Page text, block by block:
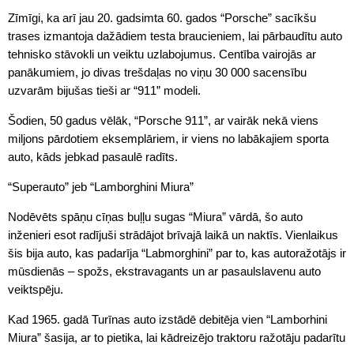
Zīmīgi, ka arī jau 20. gadsimta 60. gados “Porsche” sacīkšu
trases izmantoja dažādiem testa braucieniem, lai pārbaudītu auto
tehnisko stāvokli un veiktu uzlabojumus. Centība vairojās ar
panākumiem, jo divas trešdaļas no viņu 30 000 sacensību
uzvarām bijušas tieši ar “911” modeli.
Šodien, 50 gadus vēlāk, “Porsche 911”, ar vairāk nekā viens
miljons pārdotiem eksemplāriem, ir viens no labākajiem sporta
auto, kāds jebkad pasaulē radīts.
“Superauto” jeb “Lamborghini Miura”
Nodēvēts spāņu cīņas buļļu sugas “Miura” vārdā, šo auto
inženieri esot radījuši strādājot brīvajā laikā un naktīs. Vienlaikus
šis bija auto, kas padarīja “Labmorghini” par to, kas autoražotājs ir
mūsdienās – spožs, ekstravagants un ar pasaulslavenu auto
veiktspēju.
Kad 1965. gadā Turīnas auto izstādē debitēja vien “Lamborhini
Miura” šasija, ar to pietika, lai kādreizējo traktoru ražotāju padarītu